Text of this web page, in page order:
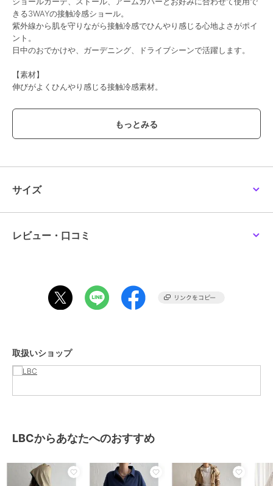
きる3WAYの接触冷感ショール。
紫外線から肌を守りながら接触冷感でひんやり感じる心地よさがポイ
ント。
日中のおでかけや、ガーデニング、ドライブシーンで活躍します。
【素材】
伸びがよくひんやり感じる接触冷感素材。
【デザイン】
配色ステッチを施したシンプルデザイン。
スナップボタンの付け替えで、さまざまなシーンで使用できる3WAY
触れるとひんやり感じる接触冷感素材を使用。
UVカット率98%。
2004年に誕生したドメスティックレイングッズブランド。
ブランド LBC
ショップ LBC
性別タイプ
傘・レイングッズ ／レインコー
カラー オフホワイト、グレー、ブラック
素材
ナイロン90% ポリウレタン10%
お手入れ
洗濯機洗い可（弱く）、ウェット
クリーニング（W)、洗濯の際はネ
サイズ
レビュー・口コミ
取扱いショップ
LBCからあなたへのおすすめ